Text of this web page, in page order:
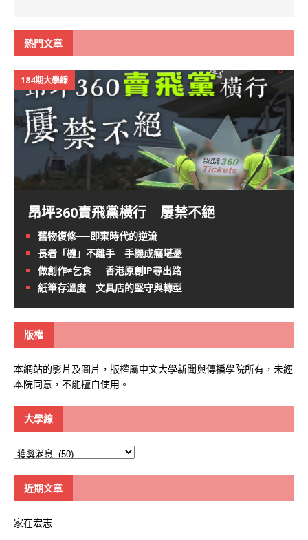
熱門文章
184期大學線
昂坪360賣飛黨橫行 屢禁不絕
舊物復修──即棄時代的逆流
長者「機」不離手 手機成癮堪憂
做創作≠乞食──香港原創IP尋出路
紙筆存溫度 文具店的堅守與轉型
版權
本網站的影片及圖片，版權屬中文大學新聞與傳播學院所有，未經
本院同意，不能擅自使用。
大學線
大
近期文章
家在宏志